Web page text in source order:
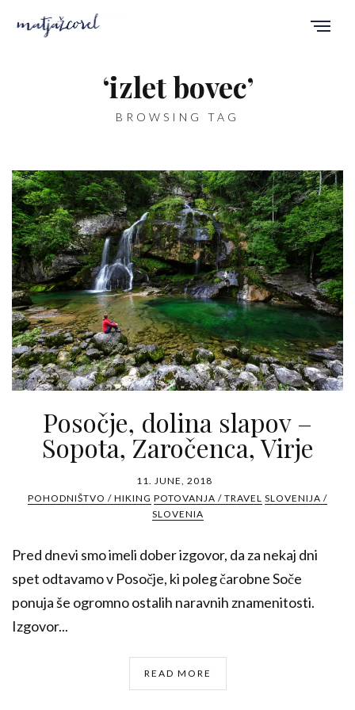
‘izlet bovec’
BROWSING TAG
Posočje, dolina slapov –
Sopota, Zaročenca, Virje
11. JUNE, 2018
POHODNIŠTVO / HIKING POTOVANJA / TRAVEL SLOVENIJA /
SLOVENIA
Pred dnevi smo imeli dober izgovor, da za nekaj dni
spet odtavamo v Posočje, ki poleg čarobne Soče
ponuja še ogromno ostalih naravnih znamenitosti.
Izgovor...
READ MORE